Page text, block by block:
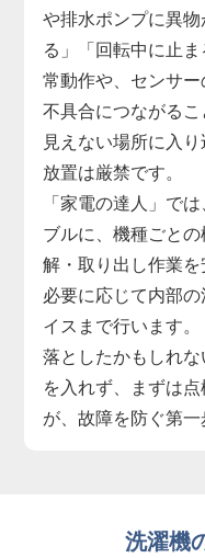
や排水ポンプに異
る」「回転中に止
常動作や、センサ
不具合につながるこ
見えない場所に入
放置は厳禁です。
「家電の達人」で
ブルに、機種ごと
解・取り出し作業を
必要に応じて内部
イスまで行います。
落としたかもしれ
を入れず、まずは
が、故障を防ぐ第一
洗濯機